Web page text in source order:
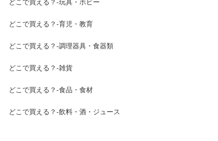
どこで買える？-玩具・ホビー
どこで買える？-育児・教育
どこで買える？-調理器具・食器類
どこで買える？-雑貨
どこで買える？-食品・食材
どこで買える？-飲料・酒・ジュース